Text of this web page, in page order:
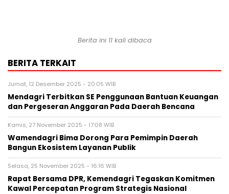
Berita ini 11 kali dibaca
BERITA TERKAIT
Jumat, 12 Desember 2025 - 20:05 WIB
Mendagri Terbitkan SE Penggunaan Bantuan Keuangan
dan Pergeseran Anggaran Pada Daerah Bencana
Kamis, 27 November 2025 - 17:08 WIB
Wamendagri Bima Dorong Para Pemimpin Daerah
Bangun Ekosistem Layanan Publik
Selasa, 25 November 2025 - 16:16 WIB
Rapat Bersama DPR, Kemendagri Tegaskan Komitmen
Kawal Percepatan Program Strategis Nasional